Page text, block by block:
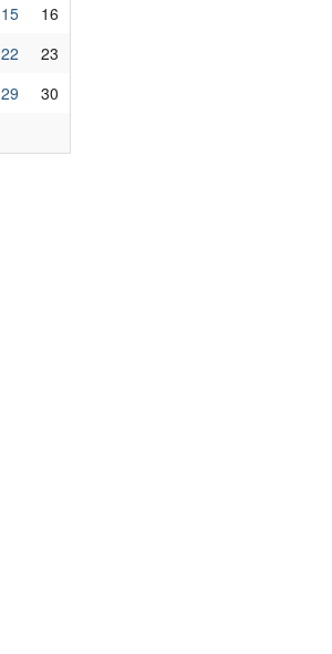
15
16
22
23
29
30